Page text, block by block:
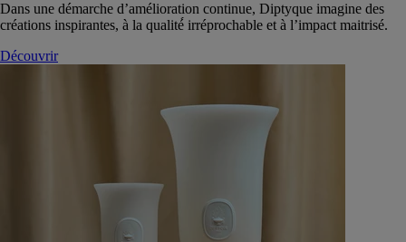
Dans une démarche d’amélioration continue, Diptyque imagine des
créations inspirantes, à la qualité́ irréprochable et à l’impact maitrisé.
Découvrir